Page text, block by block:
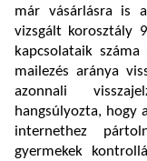
már vásárlásra is
vizsgált korosztály
kapcsolataik
mailezés aránya
azonnali
hangsúlyozta, hogy
internethez
gyermekek